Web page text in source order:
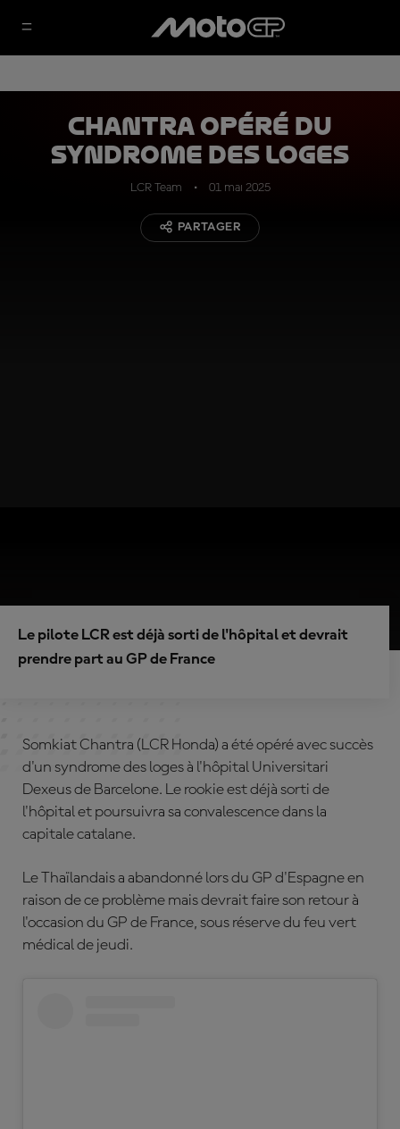
Chantra opéré du
syndrome des loges
LCR Team 01 mai 2025
PARTAGER
Le pilote LCR est déjà sorti de l'hôpital et devrait
prendre part au GP de France
Somkiat Chantra (LCR Honda) a été opéré avec succès
d'un syndrome des loges à l'hôpital Universitari
Dexeus de Barcelone. Le rookie est déjà sorti de
l'hôpital et poursuivra sa convalescence dans la
capitale catalane.
Le Thaïlandais a abandonné lors du GP d'Espagne en
raison de ce problème mais devrait faire son retour à
l'occasion du GP de France, sous réserve du feu vert
médical de jeudi.